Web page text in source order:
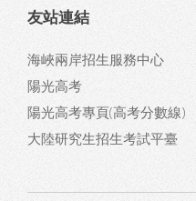
友站連結
海峽兩岸招生服務中心
陽光高考
陽光高考專頁(高考分數線)
大陸研究生招生考試平臺